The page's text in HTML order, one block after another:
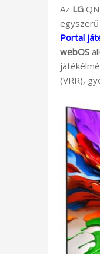
Az LG
egyszerű
Portal
webOS
(VRR),